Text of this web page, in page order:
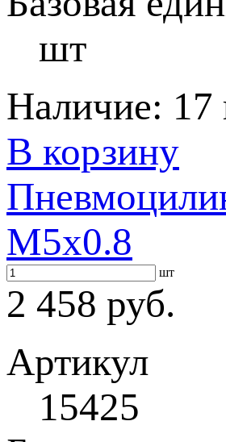
шт
Наличие:
В корзину
M5x0.8
шт
2 458 руб.
Артикул
15425